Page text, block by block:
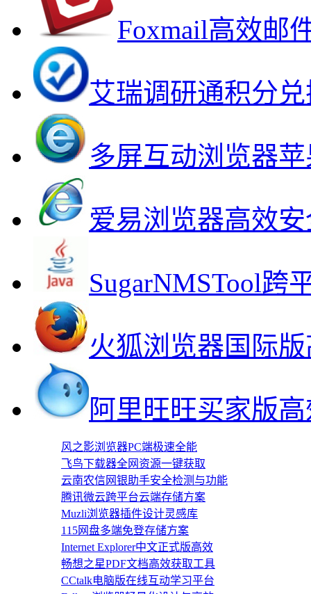
Foxmail高效邮
艾瑞调研通积分
多屏互动浏览器
爱易浏览器高效
SugarNMSTool跨
火狐浏览器国际
阿里旺旺买家版
风之影浏览器PC端极速全能
飞鸟下载器全网资源一键获取
云南农信网银助手安全检测与功能
腾讯微云跨平台云端存储方案
Muzli浏览器插件设计灵感库
115网盘多端免登存储方案
Internet Explorer中文正式版高效
畅想之星PDF文档高效获取工具
CCtalk电脑版在线互动学习平台